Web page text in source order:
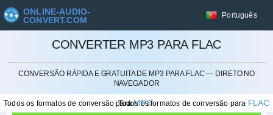
ONLINE-AUDIO-
CONVERT.COM
Português
CONVERTER MP3 PARA FLAC
CONVERSÃO RÁPIDA E GRATUITA DE MP3 PARA FLAC — DIRETO NO
NAVEGADOR
Todos os formatos de conversão paraMP3
Todos os formatos de conversão para FLAC